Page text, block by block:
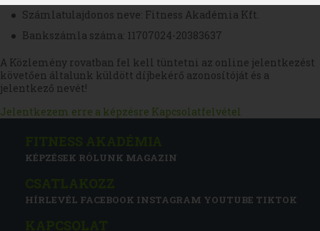
Számlatulajdonos neve: Fitness Akadémia Kft.
Bankszámla száma: 11707024-20383637
A Közlemény rovatban fel kell tüntetni az online jelentkezést
követően általunk küldött díjbekérő azonosítóját és a
jelentkező nevét!
Jelentkezem erre a képzésre Kapcsolatfelvétel
KÉPZÉSEK RÓLUNK MAGAZIN
HÍRLEVÉL FACEBOOK INSTAGRAM YOUTUBE TIKTOK